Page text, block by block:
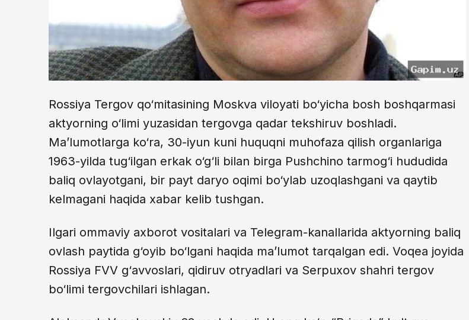
Rossiya Tergov qo‘mitasining Moskva viloyati bo‘yicha bosh boshqarmasi
aktyorning o‘limi yuzasidan tergovga qadar tekshiruv boshladi.
Ma’lumotlarga ko‘ra, 30-iyun kuni huquqni muhofaza qilish organlariga
1963-yilda tug‘ilgan erkak o‘g‘li bilan birga Pushchino tarmog‘i hududida
baliq ovlayotgani, bir payt daryo oqimi bo‘ylab uzoqlashgani va qaytib
kelmagani haqida xabar kelib tushgan.
Ilgari ommaviy axborot vositalari va Telegram-kanallarida aktyorning baliq
ovlash paytida g‘oyib bo‘lgani haqida ma’lumot tarqalgan edi. Voqea joyida
Rossiya FVV g‘avvoslari, qidiruv otryadlari va Serpuxov shahri tergov
bo‘limi tergovchilari ishlagan.